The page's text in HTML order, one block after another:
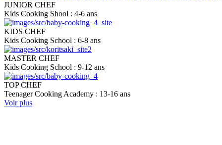
JUNIOR CHEF
Kids Cooking Shool : 4-6 ans
KIDS CHEF
Kids Cooking School : 6-8 ans
MASTER CHEF
Kids Cooking School : 9-12 ans
ΤΟP CHEF
Teenager Cooking Academy : 13-16 ans
Voir plus